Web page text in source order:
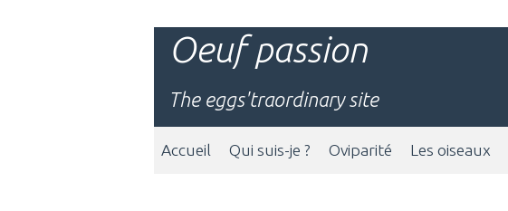
Oeuf passion
The eggs'traordinary site
Accueil Qui suis-je ? Oviparité Les oiseaux